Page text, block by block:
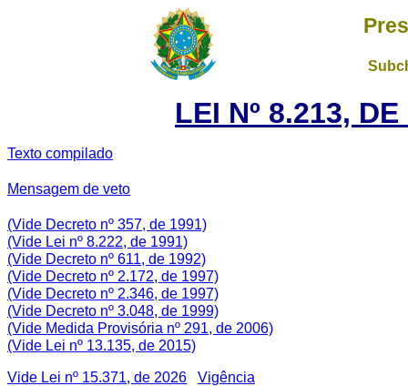
LEI Nº 8.213,
Texto compilado
Mensagem de veto
(Vide Decreto nº 357, de 1991)
(Vide Lei nº 8.222, de 1991)
(Vide Decreto nº 611, de 1992)
(Vide Decreto nº 2.172, de 1997)
(Vide Decreto nº 2.346, de 1997)
(Vide Decreto nº 3.048, de 1999)
(Vide Medida Provisória nº 291, de 2006)
(Vide Lei nº 13.135, de 2015)
Vide Lei nº 15.371, de 2026
Vigência